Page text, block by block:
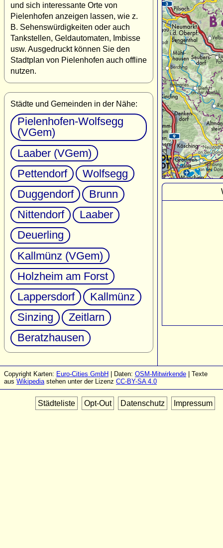
und sich interessante Orte von
Pielenhofen anzeigen lassen, wie z.
B. Sehenswürdigkeiten oder auch
Tankstellen, Geldautomaten, Imbisse
usw. Ausgedruckt können Sie den
Stadtplan von Pielenhofen auch offline
nutzen.
Städte und Gemeinden in der Nähe:
Pielenhofen-Wolfsegg
(VGem)
Laaber (VGem)
Pettendorf
Wolfsegg
Duggendorf
Brunn
Nittendorf
Laaber
Deuerling
Kallmünz (VGem)
Holzheim am Forst
Lappersdorf
Kallmünz
Sinzing
Zeitlarn
Beratzhausen
Copyright Karten: Euro-Cities GmbH | Daten: OSM-Mitwirkende | Texte
aus Wikipediastehen unter der Lizenz CC-BY-SA 4.0
Städteliste Opt-Out Datenschutz Impressum